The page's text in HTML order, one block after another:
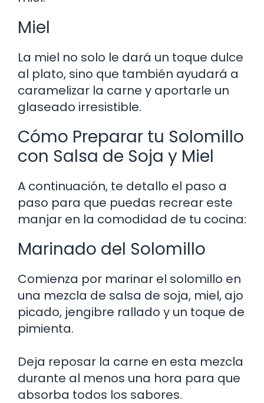
Miel
La miel no solo le dará un toque dulce
al plato, sino que también ayudará a
caramelizar la carne y aportarle un
glaseado irresistible.
Cómo Preparar tu Solomillo
con Salsa de Soja y Miel
A continuación, te detallo el paso a
paso para que puedas recrear este
manjar en la comodidad de tu cocina:
Marinado del Solomillo
Comienza por marinar el solomillo en
una mezcla de salsa de soja, miel, ajo
picado, jengibre rallado y un toque de
pimienta.
Deja reposar la carne en esta mezcla
durante al menos una hora para que
absorba todos los sabores.